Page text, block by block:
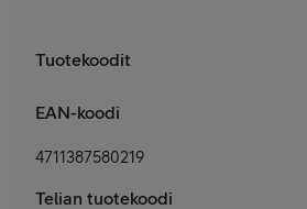
Tuotekoodit
EAN-koodi
4711387580219
Telian tuotekoodi